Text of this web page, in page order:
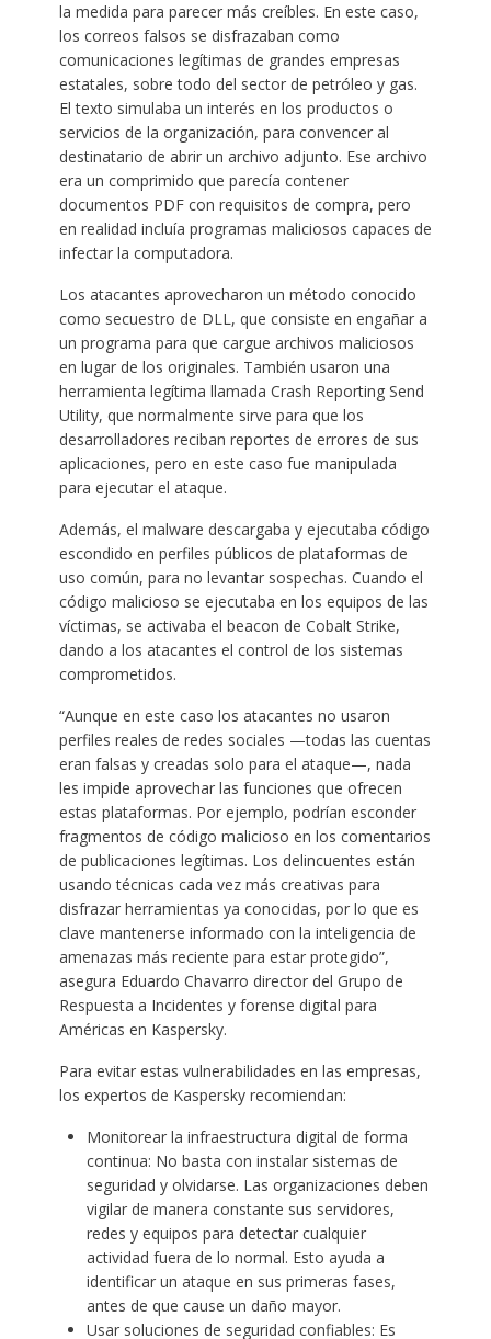
la medida para parecer más creíbles. En este caso,
los correos falsos se disfrazaban como
comunicaciones legítimas de grandes empresas
estatales, sobre todo del sector de petróleo y gas.
El texto simulaba un interés en los productos o
servicios de la organización, para convencer al
destinatario de abrir un archivo adjunto. Ese archivo
era un comprimido que parecía contener
documentos PDF con requisitos de compra, pero
en realidad incluía programas maliciosos capaces de
infectar la computadora.
Los atacantes aprovecharon un método conocido
como secuestro de DLL, que consiste en engañar a
un programa para que cargue archivos maliciosos
en lugar de los originales. También usaron una
herramienta legítima llamada Crash Reporting Send
Utility, que normalmente sirve para que los
desarrolladores reciban reportes de errores de sus
aplicaciones, pero en este caso fue manipulada
para ejecutar el ataque.
Además, el malware descargaba y ejecutaba código
escondido en perfiles públicos de plataformas de
uso común, para no levantar sospechas. Cuando el
código malicioso se ejecutaba en los equipos de las
víctimas, se activaba el beacon de Cobalt Strike,
dando a los atacantes el control de los sistemas
comprometidos.
“Aunque en este caso los atacantes no usaron
perfiles reales de redes sociales —todas las cuentas
eran falsas y creadas solo para el ataque—, nada
les impide aprovechar las funciones que ofrecen
estas plataformas. Por ejemplo, podrían esconder
fragmentos de código malicioso en los comentarios
de publicaciones legítimas. Los delincuentes están
usando técnicas cada vez más creativas para
disfrazar herramientas ya conocidas, por lo que es
clave mantenerse informado con la inteligencia de
amenazas más reciente para estar protegido”,
asegura Eduardo Chavarro director del Grupo de
Respuesta a Incidentes y forense digital para
Américas en Kaspersky.
Para evitar estas vulnerabilidades en las empresas,
los expertos de Kaspersky recomiendan:
Monitorear la infraestructura digital de forma
continua: No basta con instalar sistemas de
seguridad y olvidarse. Las organizaciones deben
vigilar de manera constante sus servidores,
redes y equipos para detectar cualquier
actividad fuera de lo normal. Esto ayuda a
identificar un ataque en sus primeras fases,
antes de que cause un daño mayor.
Usar soluciones de seguridad confiables: Es